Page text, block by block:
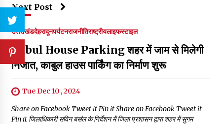
Next Post
उत्तराखंडदेहरादूनपर्यटनराजनीतिराष्ट्रीयलाइफस्टाइल
Kabul House Parking शहर में जाम से मिलेगी
निजात, काबुल हाउस पार्किंग का निर्माण शुरू
Tue Dec 10 , 2024
Share on Facebook Tweet it Pin it Share on Facebook Tweet it
Pin it जिलाधिकारी सविन बसंल के निर्देशन में जिला प्रशासन द्वारा शहर में सुगम